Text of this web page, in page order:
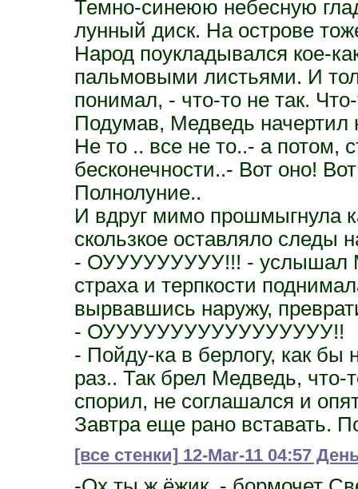
Темно-синеюю небесную
лунный диск. На острове
Народ поукладывался кое-
пальмовыми листьями. И
понимал, - что-то не так.
Подумав, Медведь начертил
Не то .. все не то..- а потом,
бесконечности..- Вот оно!
Полнолуние..
И вдруг мимо прошмыгнула
скользкое оставляло следы
- ОУУУУУУУУУ!!! - услышал
страха и терпкости
вырвавшись наружу,
- ОУУУУУУУУУУУУУУУУУ!!
- Пойду-ка в берлогу, как бы
раз.. Так брел Медведь, что-
спорил, не соглашался и
Завтра еще рано вставать.
[все стенки] 12-Mar-11 04:57